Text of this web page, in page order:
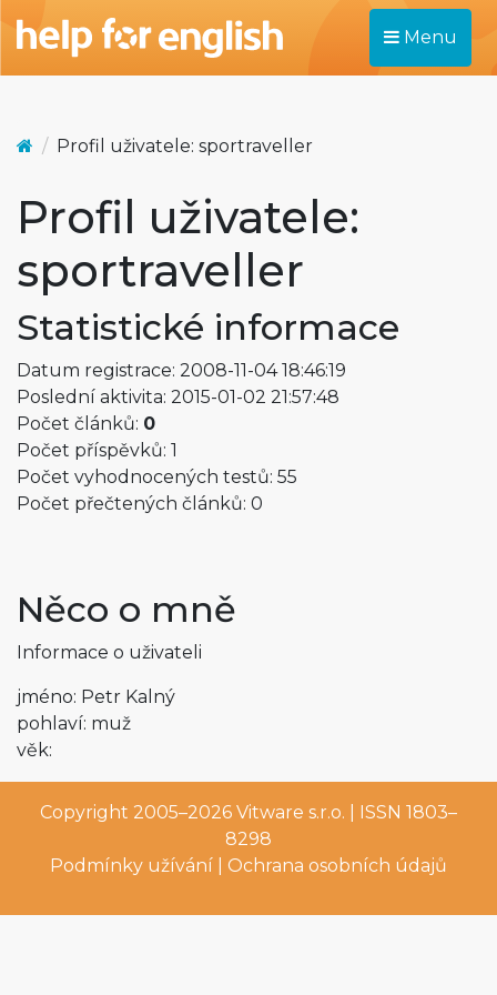
Menu
Profil uživatele: sportraveller
Profil uživatele:
sportraveller
Statistické informace
Datum registrace: 2008-11-04 18:46:19
Poslední aktivita: 2015-01-02 21:57:48
Počet článků: 0
Počet příspěvků: 1
Počet vyhodnocených testů: 55
Počet přečtených článků: 0
Něco o mně
Informace o uživateli
jméno: Petr Kalný
pohlaví: muž
věk:
Copyright 2005–2026 Vitware s.r.o. | ISSN 1803–
8298
Podmínky užívání
Ochrana osobních údajů